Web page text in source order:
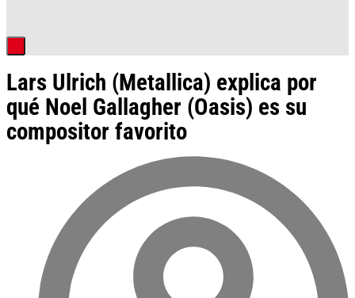
Lars Ulrich (Metallica) explica por
qué Noel Gallagher (Oasis) es su
compositor favorito